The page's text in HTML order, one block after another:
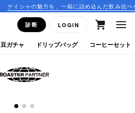
ゲイシャの魅力を、一箱に詰め込んだ飲み比べセ
診断 LOGIN
豆ガチャ ドリップバッグ コーヒーセット